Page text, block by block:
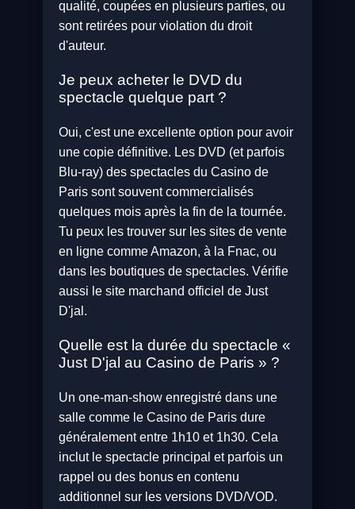
qualité, coupées en plusieurs parties, ou
sont retirées pour violation du droit
d'auteur.
Je peux acheter le DVD du
spectacle quelque part ?
Oui, c'est une excellente option pour avoir
une copie définitive. Les DVD (et parfois
Blu-ray) des spectacles du Casino de
Paris sont souvent commercialisés
quelques mois après la fin de la tournée.
Tu peux les trouver sur les sites de vente
en ligne comme Amazon, à la Fnac, ou
dans les boutiques de spectacles. Vérifie
aussi le site marchand officiel de Just
D'jal.
Quelle est la durée du spectacle «
Just D'jal au Casino de Paris » ?
Un one-man-show enregistré dans une
salle comme le Casino de Paris dure
généralement entre 1h10 et 1h30. Cela
inclut le spectacle principal et parfois un
rappel ou des bonus en contenu
additionnel sur les versions DVD/VOD.